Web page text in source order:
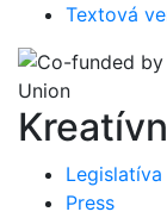
Textová
Legislatíva
Press